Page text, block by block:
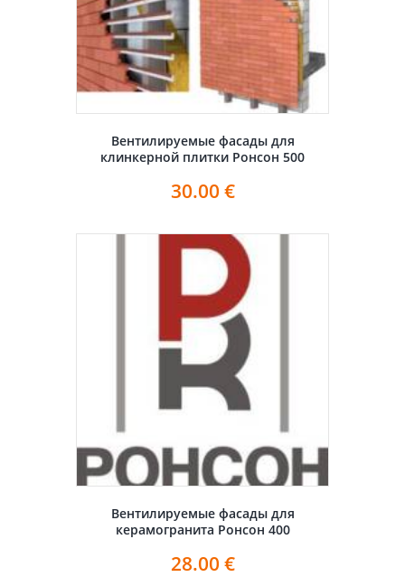
Вентилируемые фасады для
клинкерной плитки Ронсон 500
30.00 €
Вентилируемые фасады для
керамогранита Ронсон 400
28.00 €